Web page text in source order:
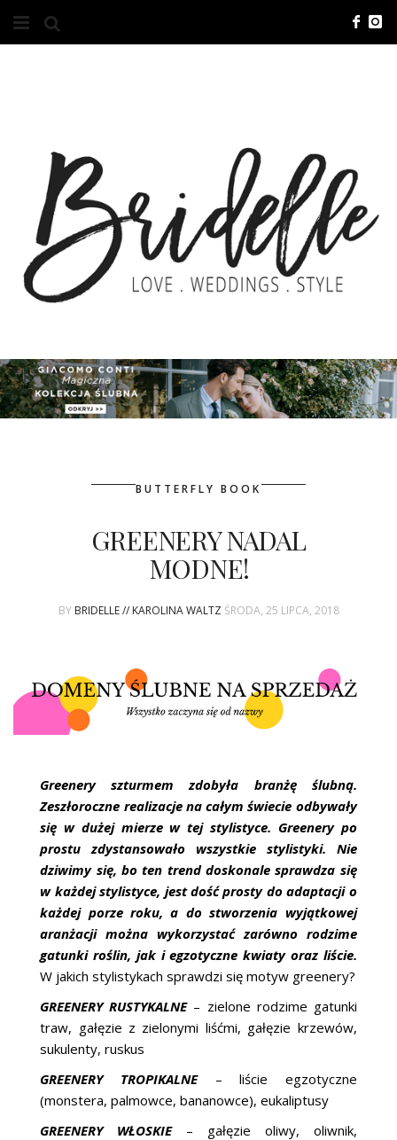
O NAS
KONTAKT
REKLAMA
ADVERTISING
ZGŁOSZENIA
WASZE ŚLUBY
{HOT SEXY BEST}
ŚLUBNE STYLE
MAGAZYNY
ARCHIWUM
BUTTERFLY BOOK
GREENERY NADAL
MODNE!
BY BRIDELLE // KAROLINA WALTZ ŚRODA, 25 LIPCA, 2018
Greenery szturmem zdobyła branżę ślubną.
Zeszłoroczne realizacje na całym świecie odbywały
się w dużej mierze w tej stylistyce. Greenery po
prostu zdystansowało wszystkie stylistyki. Nie
dziwimy się, bo ten trend doskonale sprawdza się
w każdej stylistyce, jest dość prosty do adaptacji o
każdej porze roku, a do stworzenia wyjątkowej
aranżacji można wykorzystać zarówno rodzime
gatunki roślin, jak i egzotyczne kwiaty oraz liście.
W jakich stylistykach sprawdzi się motyw greenery?
GREENERY RUSTYKALNE– zielone rodzime gatunki
traw, gałęzie z zielonymi liśćmi, gałęzie krzewów,
sukulenty, ruskus
GREENERY TROPIKALNE
– liście egzotyczne
(monstera, palmowce, bananowce), eukaliptusy
GREENERY WŁOSKIE– gałęzie oliwy, oliwnik,